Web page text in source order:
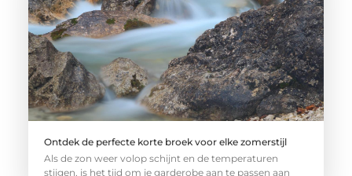
Ontdek de perfecte korte broek voor elke zomerstijl
Als de zon weer volop schijnt en de temperaturen
stijgen, is het tijd om je garderobe aan te passen aan